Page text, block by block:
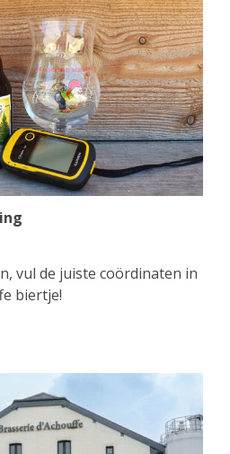
vul de juiste coördinaten in
biertje!